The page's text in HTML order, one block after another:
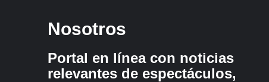
Nosotros
Portal en línea con noticias
relevantes de espectáculos,